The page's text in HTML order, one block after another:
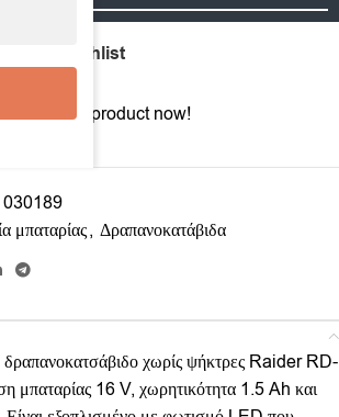
Add to wishlist
this product now!
030189
μπαταρίας, Δραπανοκατάβιδα
δραπανοκατσάβιδο χωρίς ψήκτρες Raider RD-
μπαταρίας 16 V, χωρητικότητα 1.5 Ah και